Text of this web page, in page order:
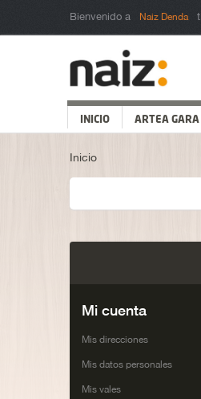
Bienvenido a Naiz Denda
INICIO ARTEA GARA
Inicio
Mi cuenta
Mis direcciones
Mis datos personales
Mis vales